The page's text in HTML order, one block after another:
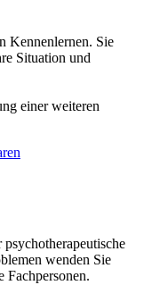
Kennenlernen. Sie
Situation und
einer weiteren
wenden Sie
Fachpersonen.